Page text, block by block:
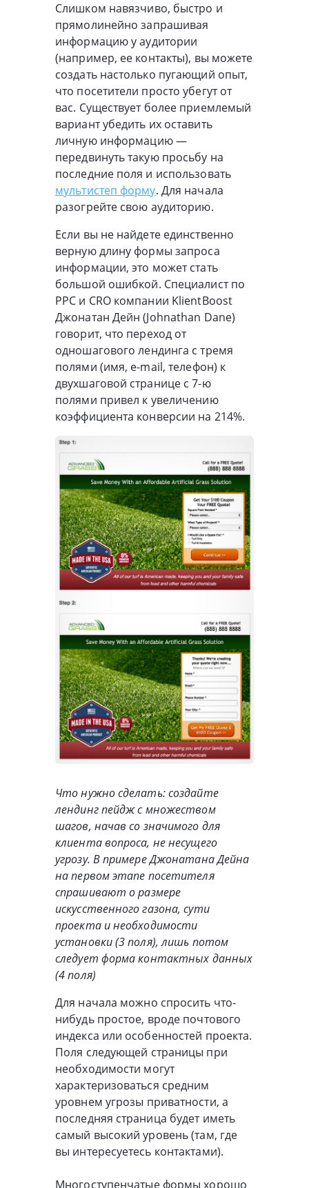
Слишком навязчиво, быстро и
прямолинейно запрашивая
информацию у аудитории
(например, ее контакты), вы можете
создать настолько пугающий опыт,
что посетители просто убегут от
вас. Существует более приемлемый
вариант убедить их оставить
личную информацию —
передвинуть такую просьбу на
последние поля и использовать
мультистеп форму. Для начала
разогрейте свою аудиторию.
Если вы не найдете единственно
верную длину формы запроса
информации, это может стать
большой ошибкой. Специалист по
PPC и CRO компании KlientBoost
Джонатан Дейн (Johnathan Dane)
говорит, что переход от
одношагового лендинга с тремя
полями (имя, e-mail, телефон) к
двухшаговой странице с 7-ю
полями привел к увеличению
коэффициента конверсии на 214%.
Что нужно сделать: создайте
лендинг пейдж с множеством
шагов, начав со значимого для
клиента вопроса, не несущего
угрозу. В примере Джонатана Дейна
на первом этапе посетителя
спрашивают о размере
искусственного газона, сути
проекта и необходимости
установки (3 поля), лишь потом
следует форма контактных данных
(4 поля)
Для начала можно спросить что-
нибудь простое, вроде почтового
индекса или особенностей проекта.
Поля следующей страницы при
необходимости могут
характеризоваться средним
уровнем угрозы приватности, а
последняя страница будет иметь
самый высокий уровень (там, где
вы интересуетесь контактами).
Многоступенчатые формы хорошо